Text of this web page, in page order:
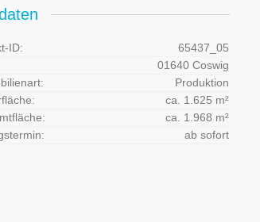
ID:
65437_05
01640 Coswig
Produktion
ca. 1.625 m²
ca. 1.968 m²
ab sofort